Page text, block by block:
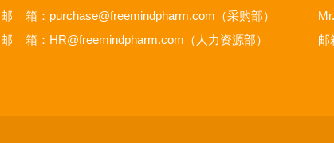
邮 箱： purchase@freemindpharm.com （采购部）
邮 箱： HR@freemindpharm.com （人力资源部）
邮